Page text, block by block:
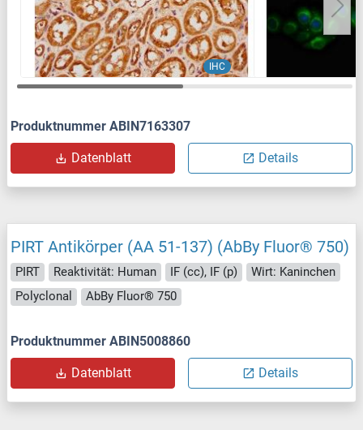
IHC
Produktnummer ABIN7163307
Datenblatt Details
PIRT Antikörper (AA 51-137) (AbBy Fluor® 750)
PIRT Reaktivität: Human IF (cc), IF (p)
Wirt: Kaninchen
Polyclonal
AbBy Fluor® 750
Produktnummer ABIN5008860
Datenblatt Details